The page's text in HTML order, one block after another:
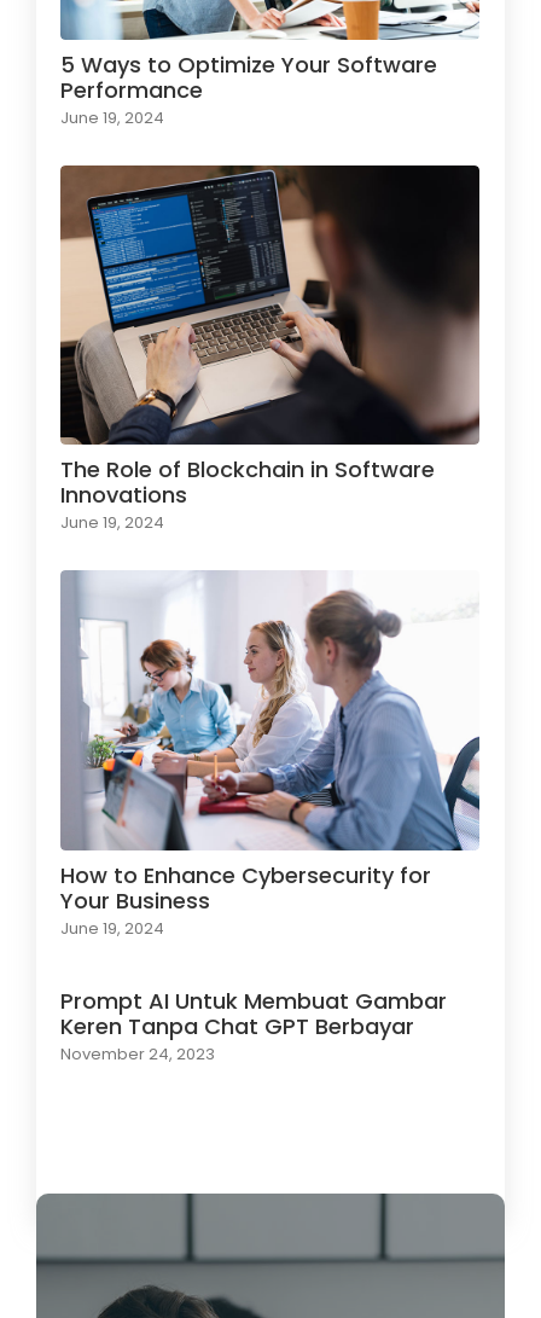
5 Ways to Optimize Your Software
Performance
June 19, 2024
The Role of Blockchain in Software
Innovations
June 19, 2024
How to Enhance Cybersecurity for
Your Business
June 19, 2024
Prompt AI Untuk Membuat Gambar
Keren Tanpa Chat GPT Berbayar
November 24, 2023